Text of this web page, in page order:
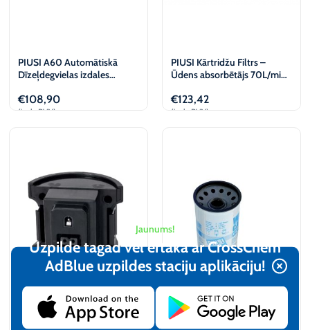
PIUSI A60 Automātiskā
Dīzeļdegvielas izdales
€108,90
(iesk. PVN)
PIUSI Kārtridžu Filtrs –
Ūdens absorbētājs 70L/min
€123,42
(iesk. PVN)
Jaunums!
Uzpilde tagad vēl ērtāka ar CrossChem
AdBlue uzpildes staciju aplikāciju!​